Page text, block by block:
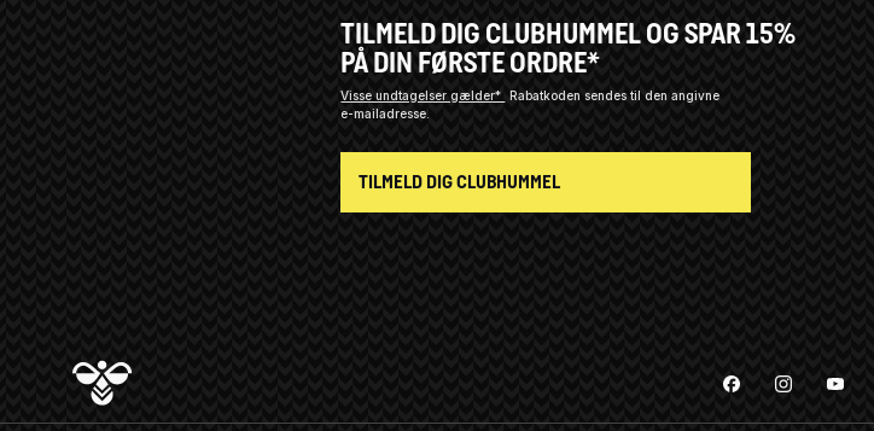
TILMELD DIG CLUBHUMMEL OG SPAR 15%
PÅ DIN FØRSTE ORDRE*
Visse undtagelser gælder* Rabatkoden sendes til den angivne
e-mailadresse.
TILMELD DIG CLUBHUMMEL